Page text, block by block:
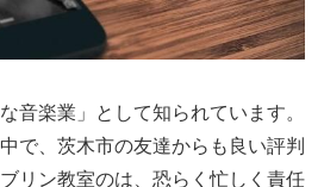
音楽業」として知られています。
で、茨木市の友達からも良い評判
リン教室のは、恐らく忙しく責任